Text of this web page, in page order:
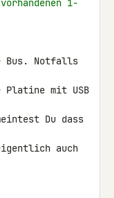
1-
Bus. Notfalls
Platine mit USB
Du dass
auch